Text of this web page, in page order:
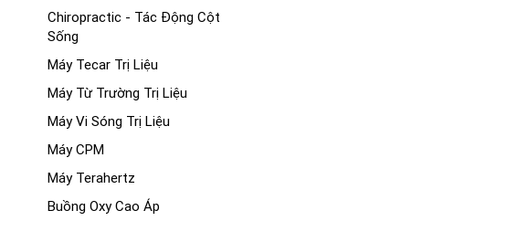
Chiropractic - Tác Động Cột
Sống
Máy Tecar Trị Liệu
Máy Từ Trường Trị Liệu
Máy Vi Sóng Trị Liệu
Máy CPM
Máy Terahertz
Buồng Oxy Cao Áp